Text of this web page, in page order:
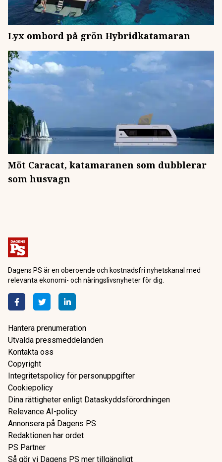
Lyx ombord på grön Hybridkatamaran
Möt Caracat, katamaranen som dubblerar
som husvagn
Dagens PS är en oberoende och kostnadsfri nyhetskanal med
relevanta ekonomi- och näringslivsnyheter för dig.
Hantera prenumeration
Utvalda pressmeddelanden
Kontakta oss
Copyright
Integritetspolicy för personuppgifter
Cookiepolicy
Dina rättigheter enligt Dataskyddsförordningen
Relevance AI-policy
Annonsera på Dagens PS
Redaktionen har ordet
PS Partner
Så gör vi Dagens PS mer tillgängligt